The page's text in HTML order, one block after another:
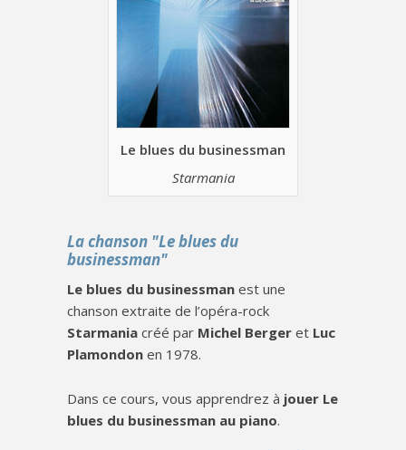
Le blues du businessman
Starmania
La chanson "Le blues du
businessman"
Le blues du businessman est une
chanson extraite de l’opéra-rock
Starmania créé par Michel Berger et Luc
Plamondon en 1978.
Dans ce cours, vous apprendrez à jouer Le
blues du businessman au piano.